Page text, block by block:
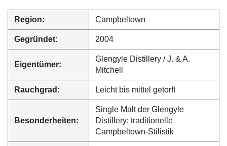
Region: Campbeltown
Gegründet: 2004
Eigentümer:
Glengyle Distillery / J. & A.
Mitchell
Rauchgrad: Leicht bis mittel getorft
Besonderheiten:
Single Malt der Glengyle
Distillery; traditionelle
Campbeltown-Stilistik